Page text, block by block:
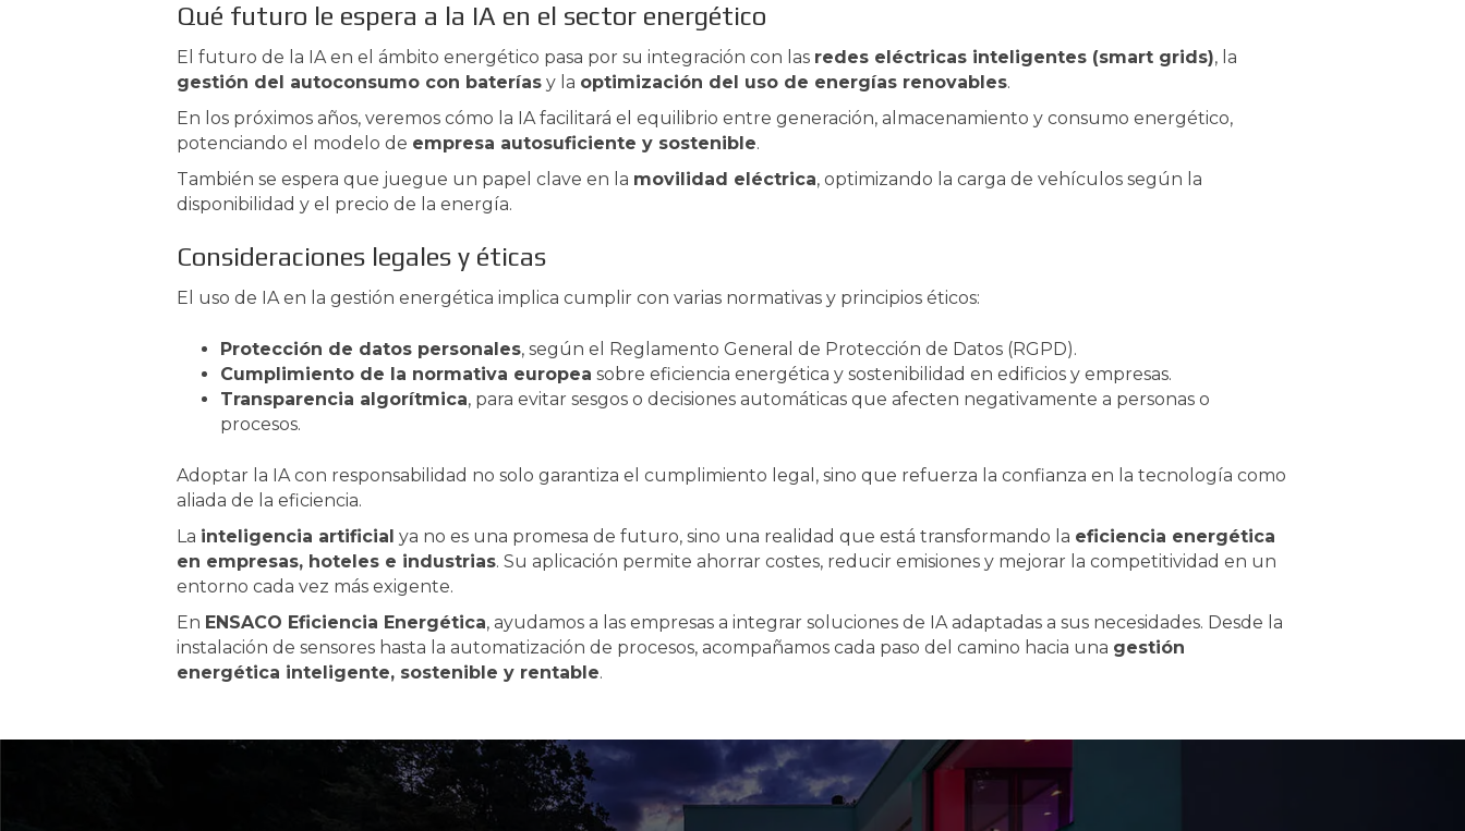
Qué futuro le espera a la IA en el sector energético
El futuro de la IA en el ámbito energético pasa por su integración con las redes eléctricas inteligentes (smart grids), la
gestión del autoconsumo con baterías y la optimización del uso de energías renovables.
En los próximos años, veremos cómo la IA facilitará el equilibrio entre generación, almacenamiento y consumo energético,
potenciando el modelo de empresa autosuficiente y sostenible.
También se espera que juegue un papel clave en la movilidad eléctrica, optimizando la carga de vehículos según la
disponibilidad y el precio de la energía.
Consideraciones legales y éticas
El uso de IA en la gestión energética implica cumplir con varias normativas y principios éticos:
Protección de datos personales, según el Reglamento General de Protección de Datos (RGPD).
Cumplimiento de la normativa europea sobre eficiencia energética y sostenibilidad en edificios y empresas.
Transparencia algorítmica, para evitar sesgos o decisiones automáticas que afecten negativamente a personas o
procesos.
Adoptar la IA con responsabilidad no solo garantiza el cumplimiento legal, sino que refuerza la confianza en la tecnología como
aliada de la eficiencia.
La inteligencia artificial ya no es una promesa de futuro, sino una realidad que está transformando la eficiencia energética
en empresas, hoteles e industrias. Su aplicación permite ahorrar costes, reducir emisiones y mejorar la competitividad en un
entorno cada vez más exigente.
En ENSACO Eficiencia Energética, ayudamos a las empresas a integrar soluciones de IA adaptadas a sus necesidades. Desde la
instalación de sensores hasta la automatización de procesos, acompañamos cada paso del camino hacia una gestión
energética inteligente, sostenible y rentable.